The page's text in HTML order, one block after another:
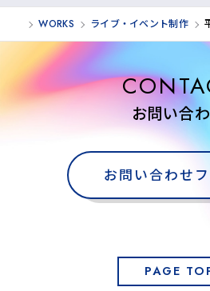
WORKS ライブ・イベント制作
お問い合
お問い合わせ
PAGE